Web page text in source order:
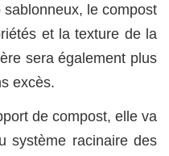
le compost
et la texture de la
sera également plus
excès.
de compost, elle va
système racinaire des